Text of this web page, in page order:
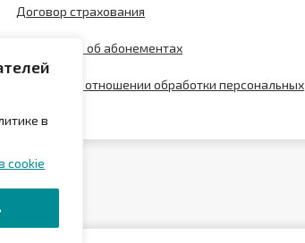
в
cookie
Договор страхования
Положение об абонементах
Политика в отношении обработки персональных